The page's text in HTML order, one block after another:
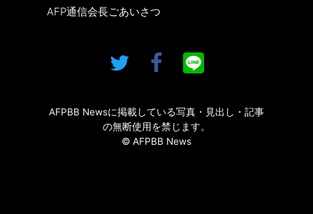
AFP通信会長ごあいさつ
AFPBB Newsに掲載している写真・見出し・記事
の無断使用を禁じます。
© AFPBB News